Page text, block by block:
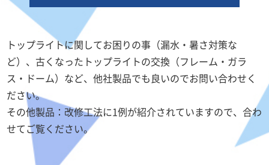
トップライトに関してお困りの事（漏水・暑さ対策な
ど）、古くなったトップライトの交換（フレーム・ガラ
ス・ドーム）など、他社製品でも良いのでお問い合わせく
ださい。
その他製品：改修工法に1例が紹介されていますので、合わ
せてご覧ください。